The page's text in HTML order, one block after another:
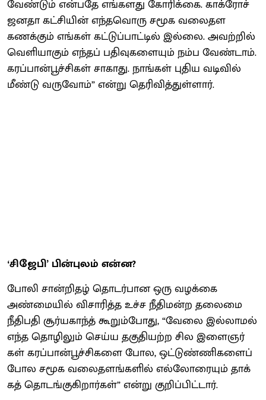
வேண்டும் என்பதே எங்களது கோரிக்கை. காக்ரோச்
ஜனதா கட்சியின் எந்தவொரு சமூக வலைதள
கணக்கும் எங்கள் கட்டுப்பாட்டில் இல்லை. அவற்றில்
வெளியாகும் எந்தப் பதிவுகளையும் நம்ப வேண்டாம்.
கரப்பான்பூச்சிகள் சாகாது. நாங்கள் புதிய வடிவில்
மீண்டு வருவோம்” என்று தெரிவித்துள்ளார்.
‘சிஜேபி’ பின்புலம் என்ன?
போலி சான்​றிதழ் தொடர்​பான ஒரு வழக்கை
அண்மை​யில் விசா​ரித்த உச்ச நீதி​மன்ற தலைமை
நீதிபதி சூர்யகாந்த் கூறும்​போது, “வேலை இல்​லாமல்
எந்த தொழிலும் செய்ய தகு​தி​யற்ற சில இளைஞர்​
கள் கரப்​பான்​பூச்​சிகளை போல, ஒட்​டுண்​ணி​களைப்
போல சமூக வலை​தளங்​களில் எல்லோரையும் தாக்​
கத் தொடங்​கு​கிறார்​கள்” என்று குறிப்பிட்டார்.